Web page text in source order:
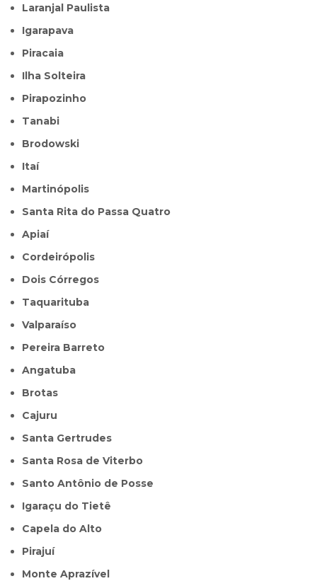
Laranjal Paulista
Igarapava
Piracaia
Ilha Solteira
Pirapozinho
Tanabi
Brodowski
Itaí
Martinópolis
Santa Rita do Passa Quatro
Apiaí
Cordeirópolis
Dois Córregos
Taquarituba
Valparaíso
Pereira Barreto
Angatuba
Brotas
Cajuru
Santa Gertrudes
Santa Rosa de Viterbo
Santo Antônio de Posse
Igaraçu do Tietê
Capela do Alto
Pirajuí
Monte Aprazível